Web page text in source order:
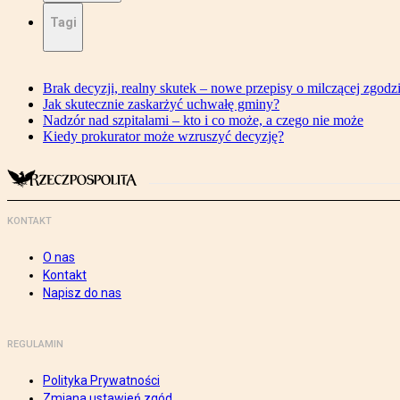
Tagi
Brak decyzji, realny skutek – nowe przepisy o milczącej
Jak skutecznie zaskarżyć uchwałę gminy?
Nadzór nad szpitalami – kto i co może, a czego nie może
Kiedy prokurator może wzruszyć decyzję?
KONTAKT
O nas
Kontakt
Napisz do nas
REGULAMIN
Polityka Prywatności